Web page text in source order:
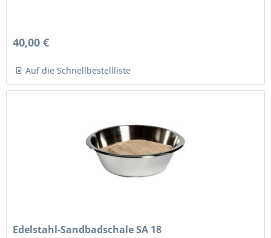
40,00 €
Auf die Schnellbestellliste
Edelstahl-Sandbadschale SA 18